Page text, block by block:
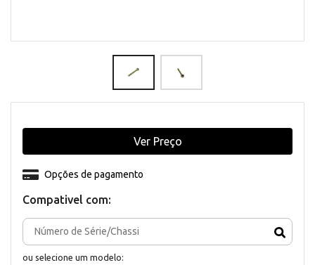
Compativel com:
ou selecione um modelo:
Opções de pagamento
Ver Preço